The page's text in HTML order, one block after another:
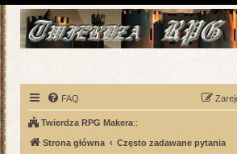
FAQ
Twierdza RPG Makera::
Strona główna Często zadawane pytania